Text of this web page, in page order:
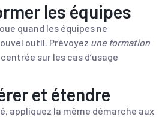
les équipes
quand les équipes ne
outil. Prévoyez une formation
centrée sur les cas d’usage
et étendre
appliquez la même démarche aux